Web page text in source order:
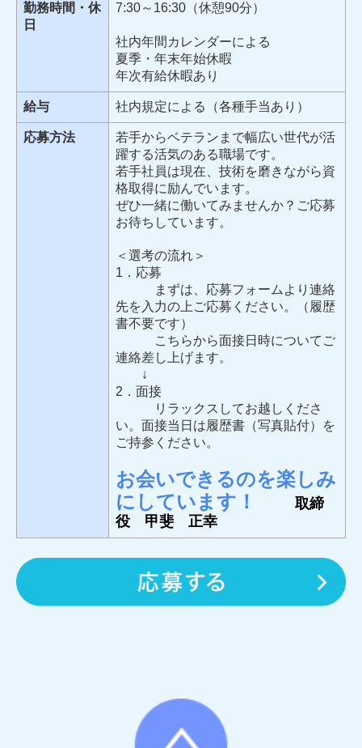
勤務時間・休
日
7:30～16:30（休憩90分）
社内年間カレンダーによる
夏季・年末年始休暇
年次有給休暇あり
給与 社内規定による（各種手当あり）
応募方法
若手からベテランまで幅広い世代が活
躍する活気のある職場です。
若手社員は現在、技術を磨きながら資
格取得に励んでいます。
ぜひ一緒に働いてみませんか？ご応募
お待ちしています。
＜選考の流れ＞
1．応募
まずは、応募フォームより連絡
先を入力の上ご応募ください。（履歴
書不要です）
こちらから面接日時についてご
連絡差し上げます。
↓
2．面接
リラックスしてお越しくださ
い。面接当日は履歴書（写真貼付）を
ご持参ください。
お会いできるのを楽しみ
にしています！
取締
役 甲斐 正幸